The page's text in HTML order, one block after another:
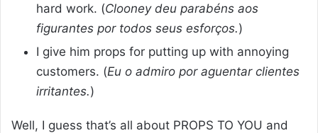
hard work. (Clooney deu parabéns aos
figurantes por todos seus esforços.)
I give him props for putting up with annoying
customers. (Eu o admiro por aguentar clientes
irritantes.)
Well, I guess that’s all about PROPS TO YOU and